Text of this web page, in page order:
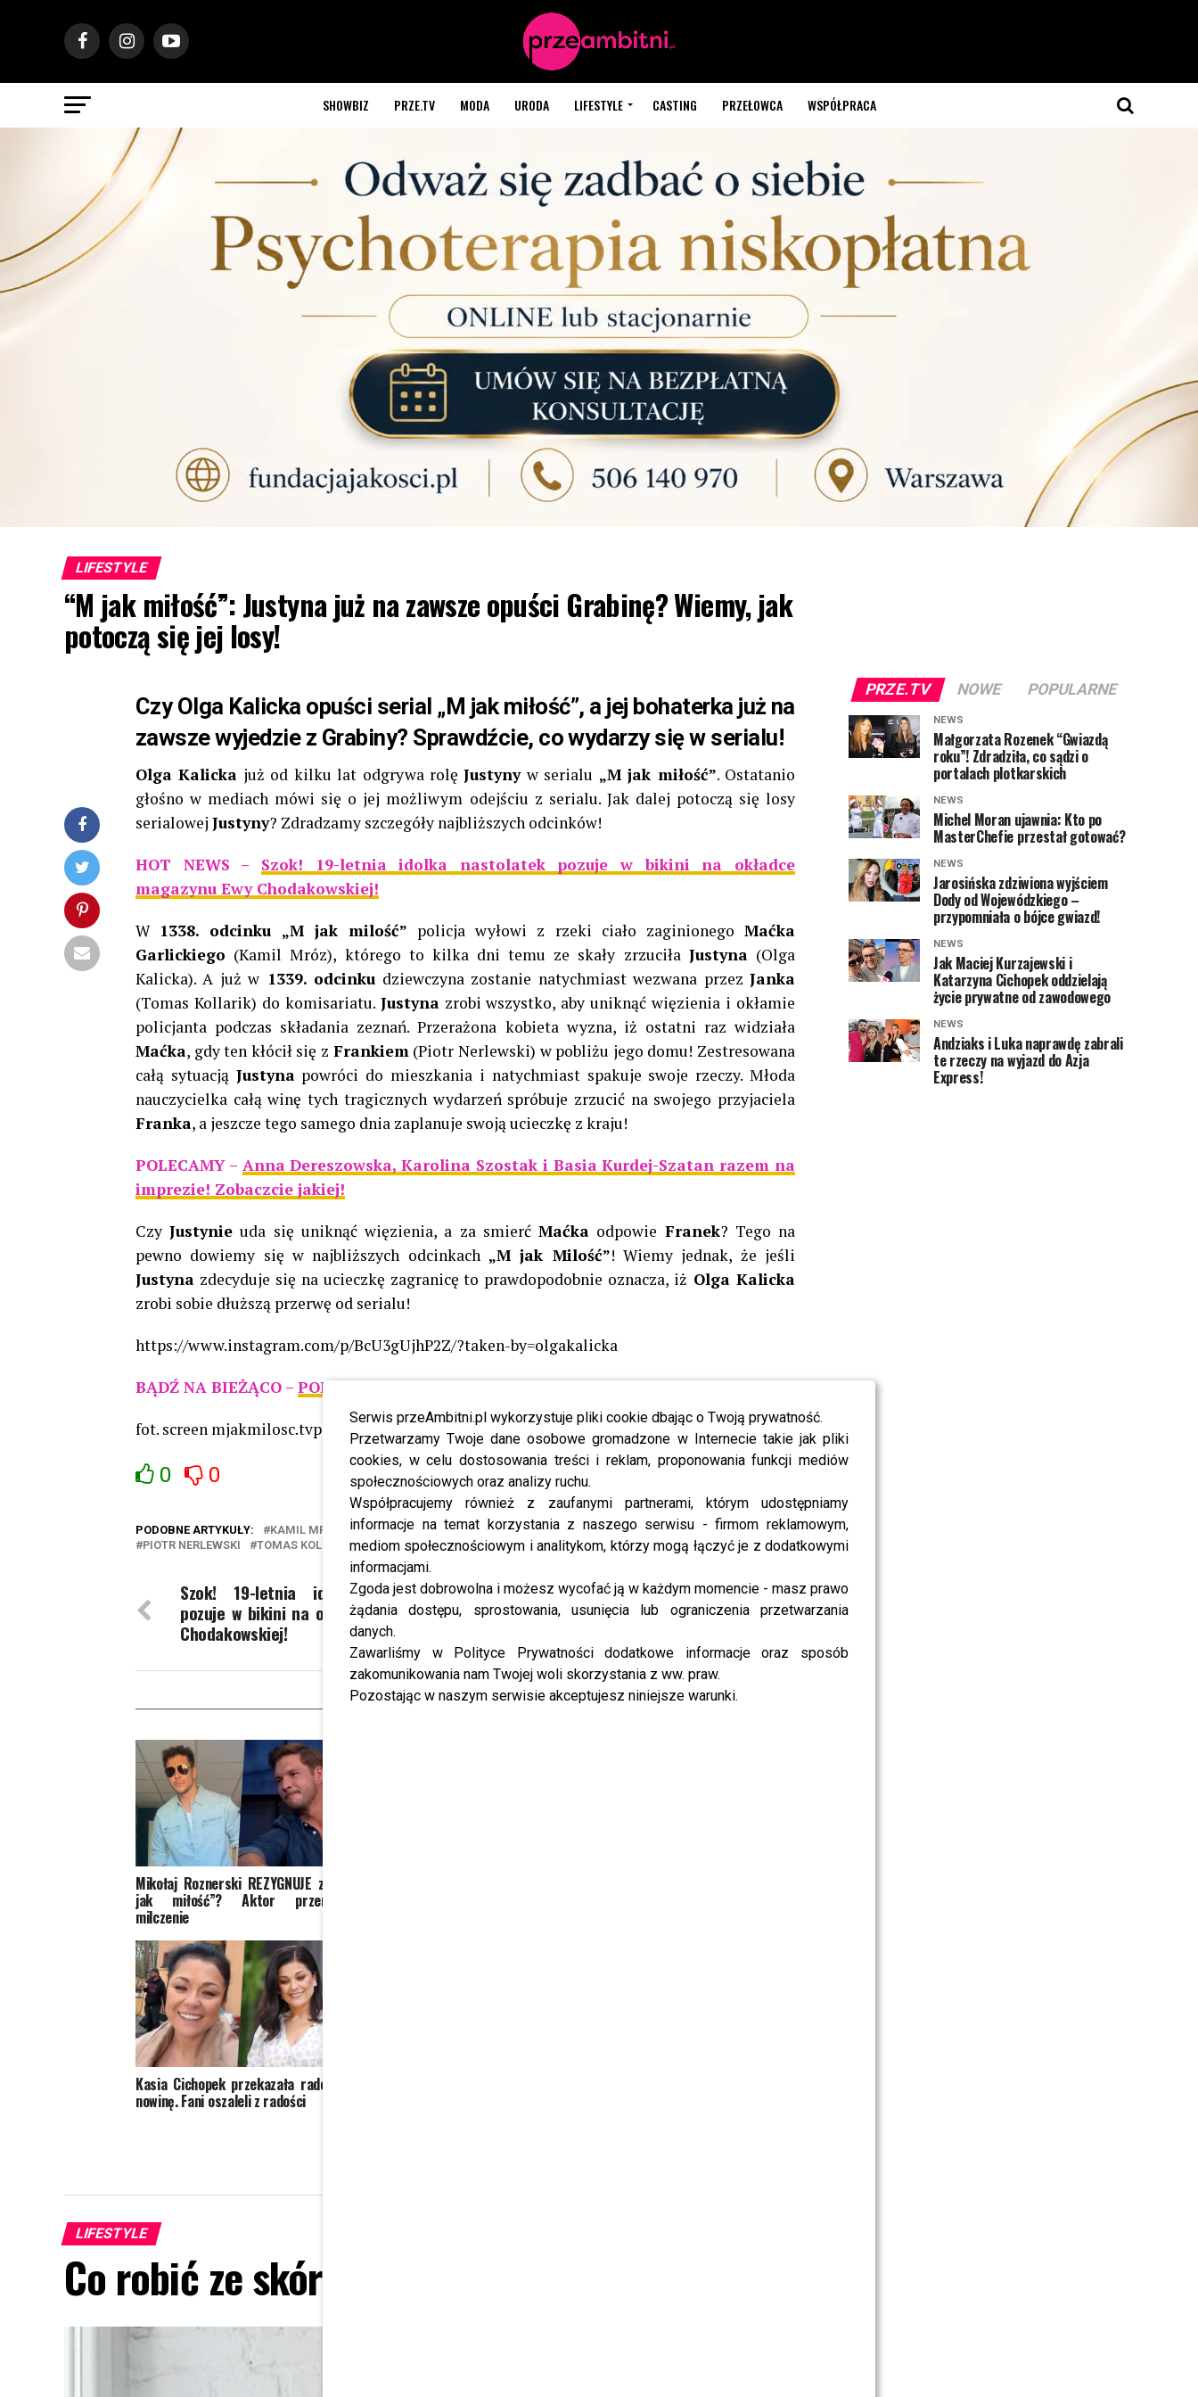
Serwis przeAmbitni.pl wykorzystuje pliki cookie dbając o Twoją prywatność.
Przetwarzamy Twoje dane osobowe gromadzone w Internecie takie jak pliki
cookies, w celu dostosowania treści i reklam, proponowania funkcji mediów
społecznościowych oraz analizy ruchu.
Współpracujemy również z zaufanymi partnerami, którym udostępniamy
informacje na temat korzystania z naszego serwisu - firmom reklamowym,
mediom społecznościowym i analitykom, którzy mogą łączyć je z dodatkowymi
informacjami.
Zgoda jest dobrowolna i możesz wycofać ją w każdym momencie - masz prawo
żądania dostępu, sprostowania, usunięcia lub ograniczenia przetwarzania
danych.
Zawarliśmy w Polityce Prywatności dodatkowe informacje oraz sposób
zakomunikowania nam Twojej woli skorzystania z ww. praw.
Pozostając w naszym serwisie akceptujesz niniejsze warunki.
SHOWBIZ PRZE.TV MODA URODA LIFESTYLE CASTING PRZEŁOWCA WSPÓŁPRACA
LIFESTYLE
“M jak miłość”: Justyna już na zawsze opuści Grabinę? Wiemy, jak
potoczą się jej losy!
Czy Olga Kalicka opuści serial „M jak miłość”, a jej bohaterka już na
zawsze wyjedzie z Grabiny? Sprawdźcie, co wydarzy się w serialu!
Olga Kalicka już od kilku lat odgrywa rolęJustynyw serialu „M jak miłość”. Ostatanio
głośno w mediach mówi się o jej możliwym odejściu z serialu. Jak dalej potoczą się losy
serialowej Justyny? Zdradzamy szczegóły najbliższych odcinków!
HOT NEWS – Szok! 19-letnia idolka nastolatek pozuje w bikini na okładce
magazynu Ewy Chodakowskiej!
W 1338. odcinku „M jak milość” policja wyłowi z rzeki ciało zaginionegoMaćka
Garlickiego (Kamil Mróz), którego to kilka dni temu ze skały zrzuciła Justyna (Olga
Kalicka). A już w 1339. odcinku dziewczyna zostanie natychmiast wezwana przezJanka
(Tomas Kollarik) do komisariatu. Justyna zrobi wszystko, aby uniknąć więzienia i okłamie
policjanta podczas składania zeznań. Przerażona kobieta wyzna, iż ostatni raz widziała
Maćka, gdy ten kłócił się z Frankiem (Piotr Nerlewski) w pobliżu jego domu! Zestresowana
całą sytuacją Justyna powróci do mieszkania i natychmiast spakuje swoje rzeczy. Młoda
nauczycielka całą winę tych tragicznych wydarzeń spróbuje zrzucić na swojego przyjaciela
Franka, a jeszcze tego samego dnia zaplanuje swoją ucieczkę z kraju!
POLECAMY – Anna Dereszowska, Karolina Szostak i Basia Kurdej-Szatan razem na
imprezie! Zobaczcie jakiej!
CzyJustynie uda się uniknąć więzienia, a za smierćMaćka odpowie Franek? Tego na
pewno dowiemy się w najbliższych odcinkach „M jak Milość”! Wiemy jednak, że jeśli
Justyna zdecyduje się na ucieczkę zagranicę to prawdopodobnie oznacza, iż Olga Kalicka
zrobi sobie dłuższą przerwę od serialu!
https://www.instagram.com/p/BcU3gUjhP2Z/?taken-by=olgakalicka
BĄDŹ NA BIEŻĄCO – POLUB NAS NA FACEBOOKU!
fot. screen mjakmilosc.tvp.pl
0 0
PODOBNE ARTYKUŁY: KAMIL MRÓZ M JAK MIŁOŚĆ M JAK MIŁOŚĆ ODCINEK 1339
OLGA KALICKA
PIOTR NERLEWSKI
TOMAS KOLLARIK
Kosmiczny oczyszczacz powietrza od
marki Dyson! Musicie go mieć!
Szok! 19-letnia idolka nastolatek
pozuje w bikini na okładce magazynu
Chodakowskiej!
WYBRANE DLA CIEBIE
Mikołaj Roznerski REZYGNUJE z „M
jak miłość”? Aktor przerwał
milczenie
Kasia Cichopek przekazała radosną
nowinę. Fani oszaleli z radości
LIFESTYLE
Co robić ze skórą bezpośrednio po goleniu?
PRZE.TV NOWE POPULARNE
NEWS
Małgorzata Rozenek “Gwiazdą
roku”! Zdradziła, co sądzi o
portalach plotkarskich
NEWS
Michel Moran ujawnia: Kto po
MasterChefie przestał gotować?
NEWS
Jarosińska zdziwiona wyjściem
Dody od Wojewódzkiego –
przypomniała o bójce gwiazd!
NEWS
Jak Maciej Kurzajewski i
Katarzyna Cichopek oddzielają
życie prywatne od zawodowego
NEWS
Andziaks i Luka naprawdę zabrali
te rzeczy na wyjazd do Azja
Express!